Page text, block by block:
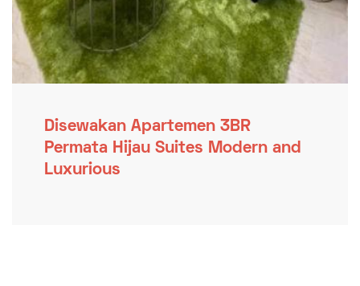
Disewakan Apartemen 3BR
Permata Hijau Suites Modern and
Luxurious